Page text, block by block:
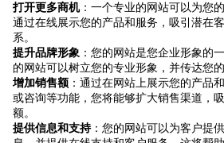
打开更多商机：一个专业的网站可以为您
通过在线展示您的产品和服务，吸引潜在
系。
提升品牌形象 ：您的网站是您企业形象的
的网站可以树立您的专业形象，并传达您的
增加销售额：通过在网站上展示您的产品
或咨询等功能，您将能够扩大销售渠道，
额。
提供信息和支持：您的网站可以为客户提